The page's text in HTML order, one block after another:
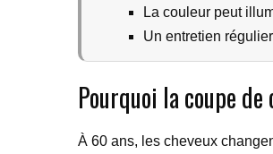
La couleur peut
Un entretien
Pourquoi la coupe
À 60 ans, les cheveux